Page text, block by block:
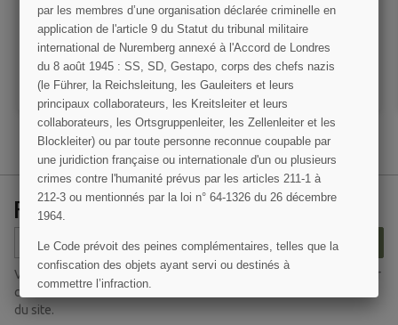
29,00 €
VOIR LE DÉTAIL
AJOUTER AU PANIER
35,00 €
VOIR LE DÉTAIL
AJOUTER AU PANIER
RECEVEZ NOS OFFRES SPÉCIALES
S’ABONNER
Vous pouvez vous désinscrire à tout moment. Vous trouverez pour
cela nos informations de contact dans les conditions d'utilisation
du site.
par les membres d’une organisation déclarée criminelle en
application de l'article 9 du Statut du tribunal militaire
international de Nuremberg annexé à l'Accord de Londres
du 8 août 1945 : SS, SD, Gestapo, corps des chefs nazis
(le Führer, la Reichsleitung, les Gauleiters et leurs
principaux collaborateurs, les Kreitsleiter et leurs
collaborateurs, les Ortsgruppenleiter, les Zellenleiter et les
Blockleiter) ou par toute personne reconnue coupable par
une juridiction française ou internationale d'un ou plusieurs
crimes contre l'humanité prévus par les articles 211-1 à
212-3 ou mentionnés par la loi n° 64-1326 du 26 décembre
1964.
Le Code prévoit des peines complémentaires, telles que la
confiscation des objets ayant servi ou destinés à
commettre l’infraction.